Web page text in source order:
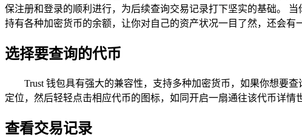
保注册和登录的顺利进行，为后续查询交易记录打下坚实的基础。
持有各种加密货币的余额，让你对自己的资产状况一目了然，还会
选择要查询的代币
Trust 钱包具有强大的兼容性，支持多种加密货币，如果你想要
定位，然后轻轻点击相应代币的图标，如同开启一扇通往该代币详情
查看交易记录